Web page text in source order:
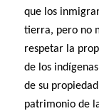
que los
tierra, pero no
respetar la
de los
de su
patrimonio de